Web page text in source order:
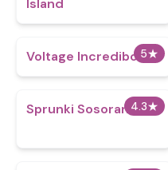
Island
5★
Voltage Incredibox
4.3★
Sprunki Sosoranki